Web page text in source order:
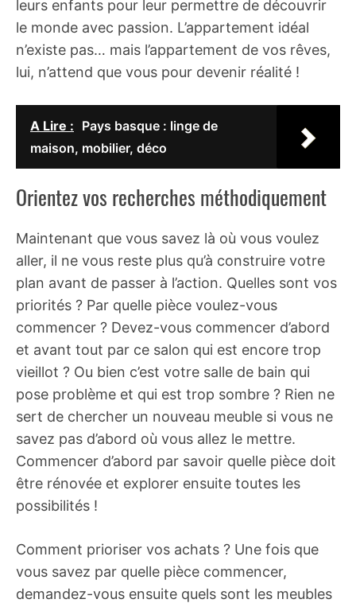
leurs enfants pour leur permettre de découvrir
le monde avec passion. L’appartement idéal
n’existe pas… mais l’appartement de vos rêves,
lui, n’attend que vous pour devenir réalité !
A Lire : Pays basque : linge de
maison, mobilier, déco
Orientez vos recherches méthodiquement
Maintenant que vous savez là où vous voulez
aller, il ne vous reste plus qu’à construire votre
plan avant de passer à l’action. Quelles sont vos
priorités ? Par quelle pièce voulez-vous
commencer ? Devez-vous commencer d’abord
et avant tout par ce salon qui est encore trop
vieillot ? Ou bien c’est votre salle de bain qui
pose problème et qui est trop sombre ? Rien ne
sert de chercher un nouveau meuble si vous ne
savez pas d’abord où vous allez le mettre.
Commencer d’abord par savoir quelle pièce doit
être rénovée et explorer ensuite toutes les
possibilités !
Comment prioriser vos achats ? Une fois que
vous savez par quelle pièce commencer,
demandez-vous ensuite quels sont les meubles